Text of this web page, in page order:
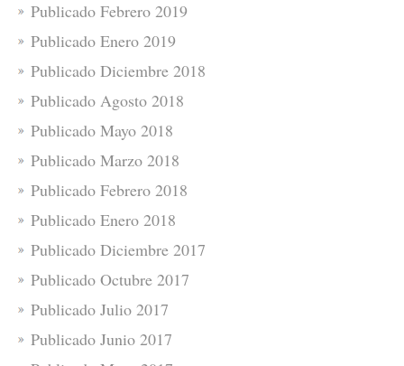
Publicado Febrero 2019
Publicado Enero 2019
Publicado Diciembre 2018
Publicado Agosto 2018
Publicado Mayo 2018
Publicado Marzo 2018
Publicado Febrero 2018
Publicado Enero 2018
Publicado Diciembre 2017
Publicado Octubre 2017
Publicado Julio 2017
Publicado Junio 2017